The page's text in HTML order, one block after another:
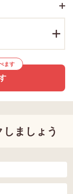
ます
ましょう